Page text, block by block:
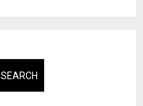
SEARCH